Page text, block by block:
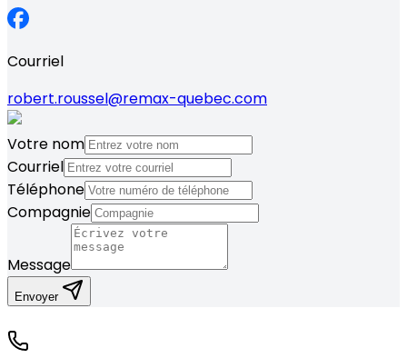
Courriel
robert.roussel@remax-quebec.com
Votre nom
Courriel
Téléphone
Compagnie
Message
Envoyer